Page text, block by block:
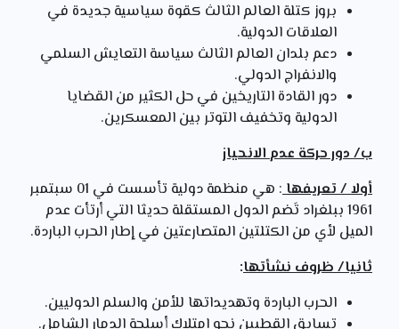
بروز كتلة العالم الثالث كقوة سياسية جديدة في
العلاقات الدولية.
دعم بلدان العالم الثالث سياسة التعايش السلمي
والانفراج الدولي.
دور القادة التاريخين في حل الكثير من القضايا
الدولية وتخفيف التوتر بين المعسكرين.
ب/ دور حركة عدم الانحياز
أولا / تعريفها
: هي منظمة دولية تأسست في 01 سبتمبر
1961 ببلغراد تَضم الدول المستقلة حديثا التي أرتأت عدم
الميل لأي من الكتلتين المتصارعتين في إطار الحرب الباردة.
ثانيا/ ظروف نشأتها:
الحرب الباردة وتهديداتها للأمن والسلم الدوليين.